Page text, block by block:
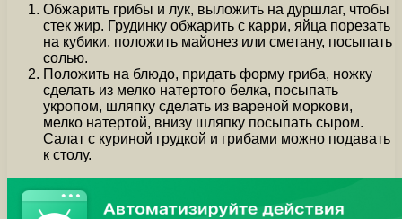
Обжарить грибы и лук, выложить на дуршлаг, чтобы
стек жир. Грудинку обжарить с карри, яйца порезать
на кубики, положить майонез или сметану, посыпать
солью.
Положить на блюдо, придать форму гриба, ножку
сделать из мелко натертого белка, посыпать
укропом, шляпку сделать из вареной моркови,
мелко натертой, внизу шляпку посыпать сыром.
Салат с куриной грудкой и грибами можно подавать
к столу.